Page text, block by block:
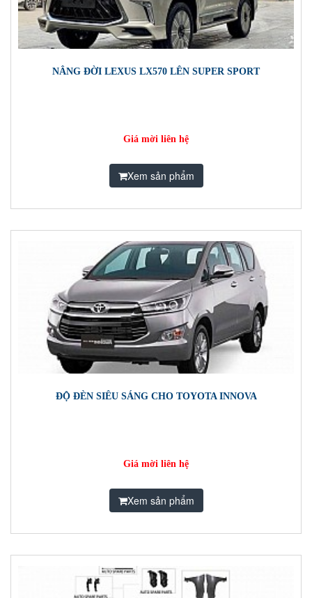
NÂNG ĐỜI LEXUS LX570 LÊN SUPER SPORT
Giá mời liên hệ
Xem sản phẩm
ĐỘ ĐÈN SIÊU SÁNG CHO TOYOTA INNOVA
Giá mời liên hệ
Xem sản phẩm